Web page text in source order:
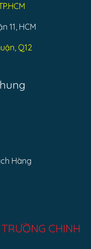
11, HCM
Q12
Hàng
CHINH